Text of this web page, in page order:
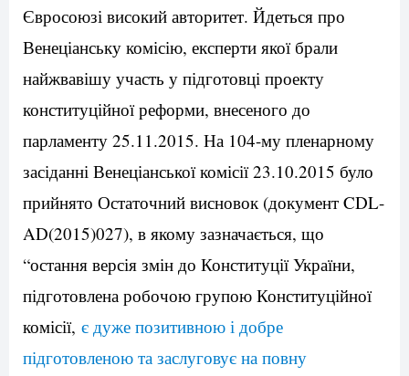
Євросоюзі високий авторитет. Йдеться про
Венеціанську комісію, експерти якої брали
найжвавішу участь у підготовці проекту
конституційної реформи, внесеного до
парламенту 25.11.2015. На 104-му пленарному
засіданні Венеціанської комісії 23.10.2015 було
прийнято Остаточний висновок (документ CDL-
AD(2015)027), в якому зазначається, що
“остання версія змін до Конституції України,
підготовлена робочою групою Конституційної
комісії, є дуже позитивною і добре
підготовленою та заслуговує на повну